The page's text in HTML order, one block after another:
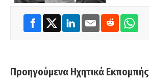
Προηγούμενα Ηχητικά Εκπομπής